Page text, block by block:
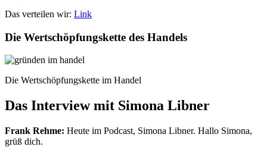
Das verteilen wir: Link
Die Wertschöpfungskette des Handels
Die Wertschöpfungskette im Handel
Das Interview mit Simona Libner
Frank Rehme: Heute im Podcast, Simona Libner. Hallo Simona,
grüß dich.